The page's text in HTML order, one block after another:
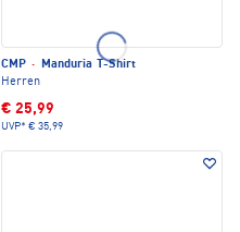
CMP ·
Manduria T-Shirt
Herren
€ 25,99
UVP* € 35,99